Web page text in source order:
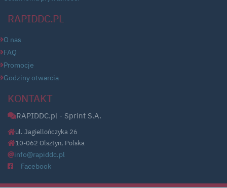
RAPIDDC.PL
O nas
FAQ
Promocje
Godziny otwarcia
KONTAKT
RAPIDDC.pl - Sprint S.A.
ul. Jagiellończyka 26
10-062 Olsztyn, Polska
info@rapiddc.pl
Facebook